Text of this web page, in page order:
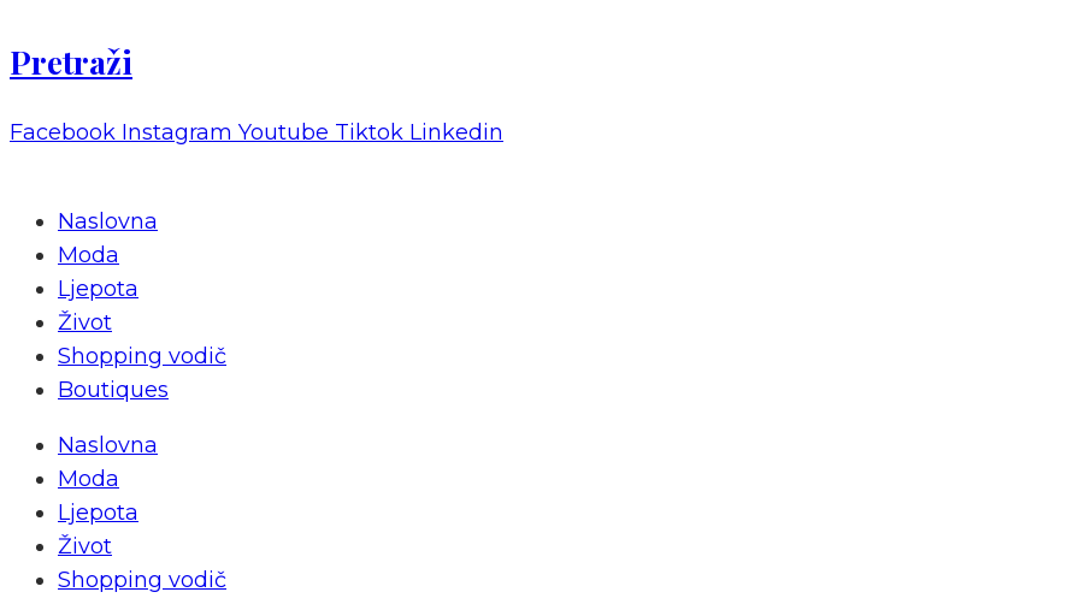
Pretraži
Facebook Instagram Youtube Tiktok Linkedin
Naslovna
Moda
Ljepota
Život
Shopping vodič
Boutiques
Naslovna
Moda
Ljepota
Život
Shopping vodič